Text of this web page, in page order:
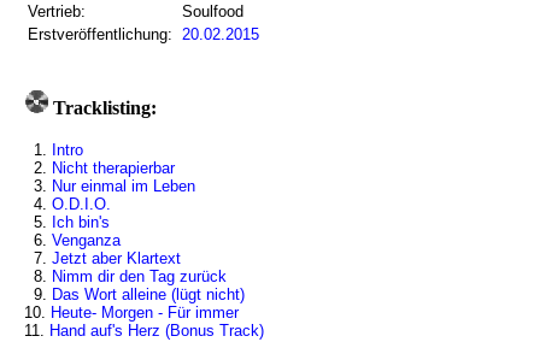
Vertrieb:
Soulfood
Erstveröffentlichung: 20.02.2015
Tracklisting:
1. Intro
2. Nicht therapierbar
3. Nur einmal im Leben
4. O.D.I.O.
5. Ich bin's
6. Venganza
7. Jetzt aber Klartext
8. Nimm dir den Tag zurück
9. Das Wort alleine (lügt nicht)
10. Heute- Morgen - Für immer
11. Hand auf's Herz (Bonus Track)